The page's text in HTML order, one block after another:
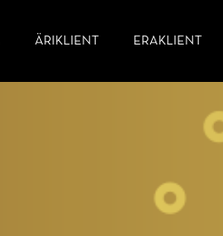
ÄRIKLIENT ERAKLIENT